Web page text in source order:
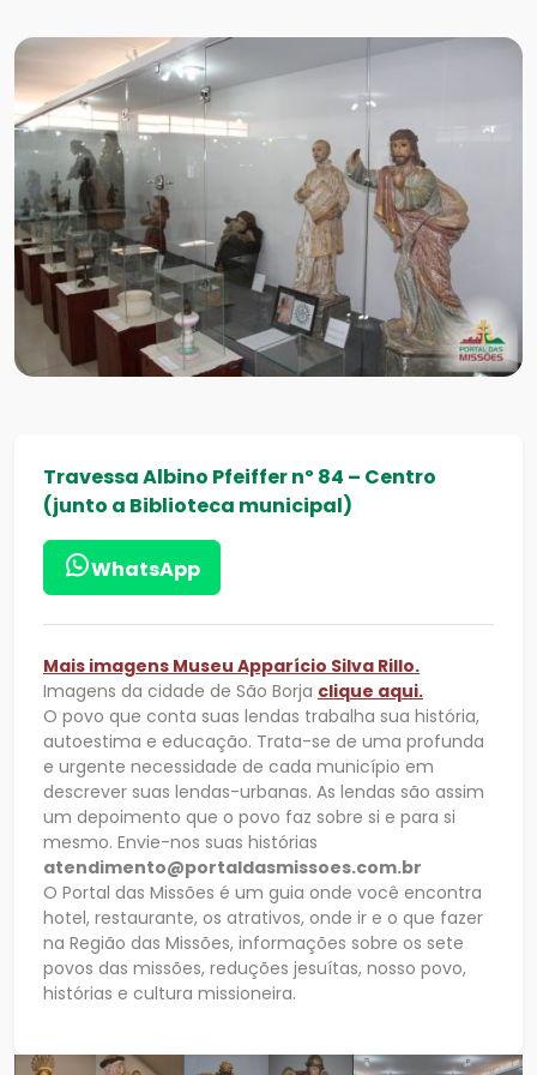
Travessa Albino Pfeiffer nº 84 – Centro
(junto a Biblioteca municipal)
WhatsApp
Mais imagens Museu Apparício Silva Rillo.
Imagens da cidade de São Borja clique aqui.
O povo que conta suas lendas trabalha sua história,
autoestima e educação. Trata-se de uma profunda
e urgente necessidade de cada município em
descrever suas lendas-urbanas. As lendas são assim
um depoimento que o povo faz sobre si e para si
mesmo. Envie-nos suas histórias
atendimento@portaldasmissoes.com.br
O Portal das Missões é um guia onde você encontra
hotel, restaurante, os atrativos, onde ir e o que fazer
na Região das Missões, informações sobre os sete
povos das missões, reduções jesuítas, nosso povo,
histórias e cultura missioneira.